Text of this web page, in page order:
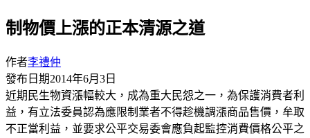
制物價上漲的正本清源之道
作者李禮仲
發布日期2014年6月3日
近期民生物資漲幅較大，成為重大民怨之一，為保護消費者利
益，有立法委員認為應限制業者不得趁機調漲商品售價，牟取
不正當利益，並要求公平交易委會應負起監控消費價格公平之